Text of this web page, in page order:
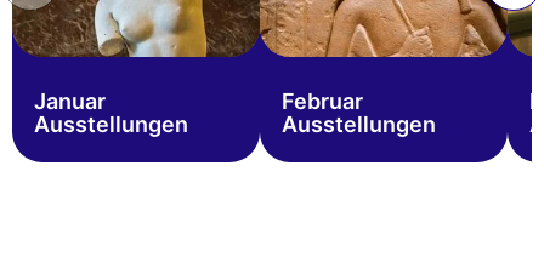
Januar
Ausstellungen
Februar
Ausstellungen